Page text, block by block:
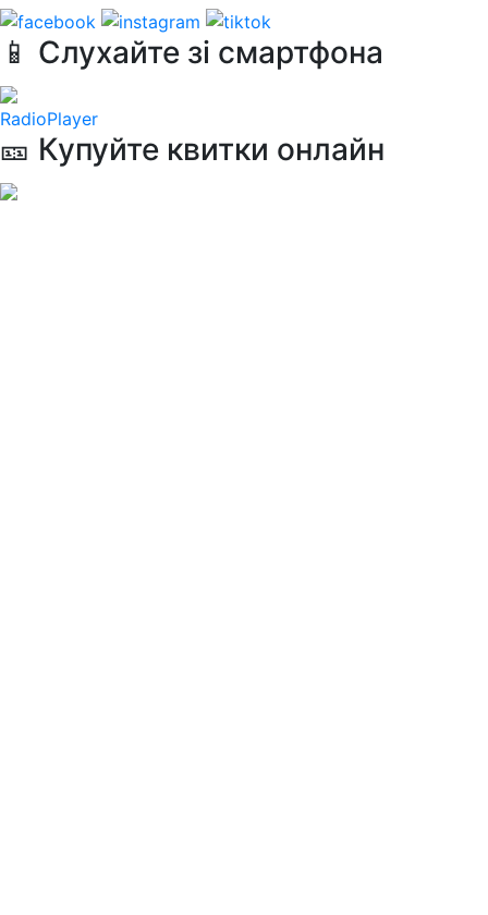
📱 Слухайте зі смартфона
RadioPlayer
🎫 Купуйте квитки онлайн